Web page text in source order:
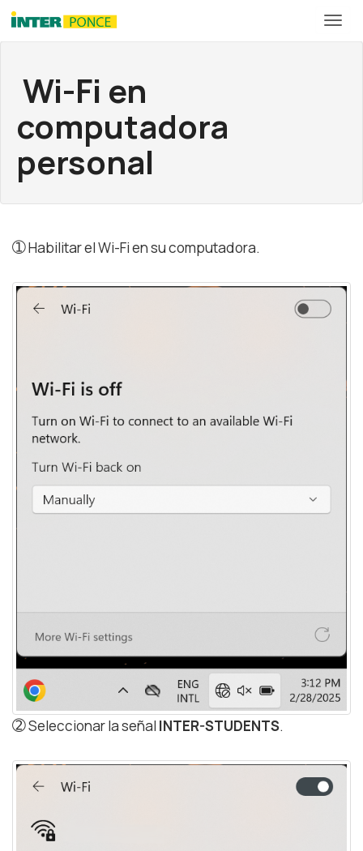
Wi-Fi en
computadora
personal
➀Habilitar el Wi-Fi en su computadora.
➁Seleccionar la señal INTER-STUDENTS.